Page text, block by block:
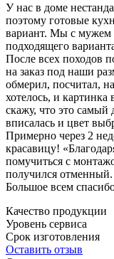
У нас в доме
поэтому готовые
вариант. Мы с мужем
подходящего
После всех походов
на заказ под наши
обмерил, посчитал,
хотелось, и картинка
скажу, что это самый
вписалась и цвет
Примерно через 2
красавицу!
помучиться с
получился отменный.
Большое всем
Качество продукции
Уровень сервиса
Срок изготовления
Оставить отзыв